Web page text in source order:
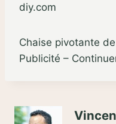
diy.com
Chaise pivotante
Publicité –